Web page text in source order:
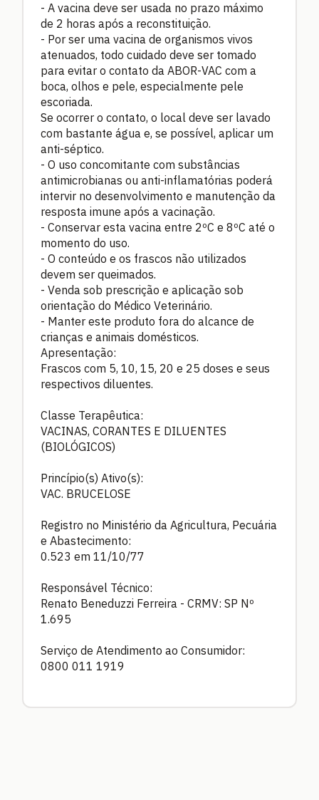
- A vacina deve ser usada no prazo máximo
de 2 horas após a reconstituição.
- Por ser uma vacina de organismos vivos
atenuados, todo cuidado deve ser tomado
para evitar o contato da ABOR-VAC com a
boca, olhos e pele, especialmente pele
escoriada.
Se ocorrer o contato, o local deve ser lavado
com bastante água e, se possível, aplicar um
anti-séptico.
- O uso concomitante com substâncias
antimicrobianas ou anti-inflamatórias poderá
intervir no desenvolvimento e manutenção da
resposta imune após a vacinação.
- Conservar esta vacina entre 2ºC e 8ºC até o
momento do uso.
- O conteúdo e os frascos não utilizados
devem ser queimados.
- Venda sob prescrição e aplicação sob
orientação do Médico Veterinário.
- Manter este produto fora do alcance de
crianças e animais domésticos.
Apresentação:
Frascos com 5, 10, 15, 20 e 25 doses e seus
respectivos diluentes.
Classe Terapêutica:
VACINAS, CORANTES E DILUENTES
(BIOLÓGICOS)
Princípio(s) Ativo(s):
VAC. BRUCELOSE
Registro no Ministério da Agricultura, Pecuária
e Abastecimento:
0.523 em 11/10/77
Responsável Técnico:
Renato Beneduzzi Ferreira - CRMV: SP Nº
1.695
Serviço de Atendimento ao Consumidor:
0800 011 1919